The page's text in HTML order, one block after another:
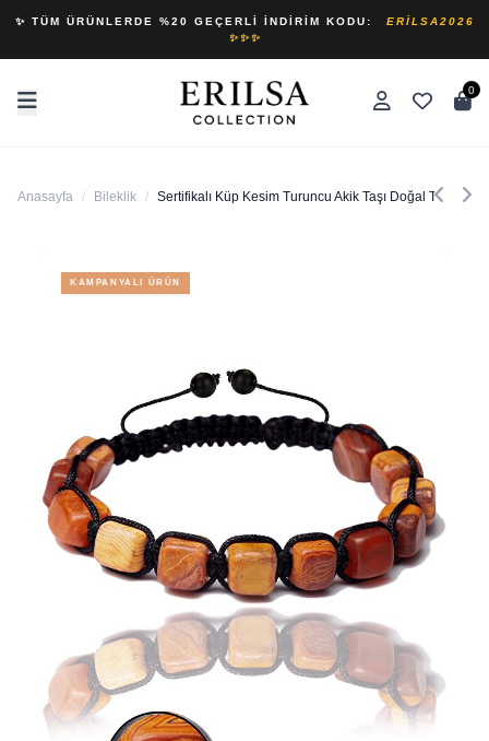
✨ TÜM ÜRÜNLERDE %20 GEÇERLI İNDIRIM KODU:
ERILSA2026
✨✨✨
0
Anasayfa / Bileklik / Sertifikalı Küp Kesim Turuncu Akik Taşı Doğal Taş
KAMPANYALI ÜRÜN